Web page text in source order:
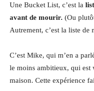
Une Bucket List, c’est la
avant de mourir. (Ou
Autrement, c’est la liste de
C’est Mike, qui m’en a
le moins ambitieux, qui est
maison. Cette expérience